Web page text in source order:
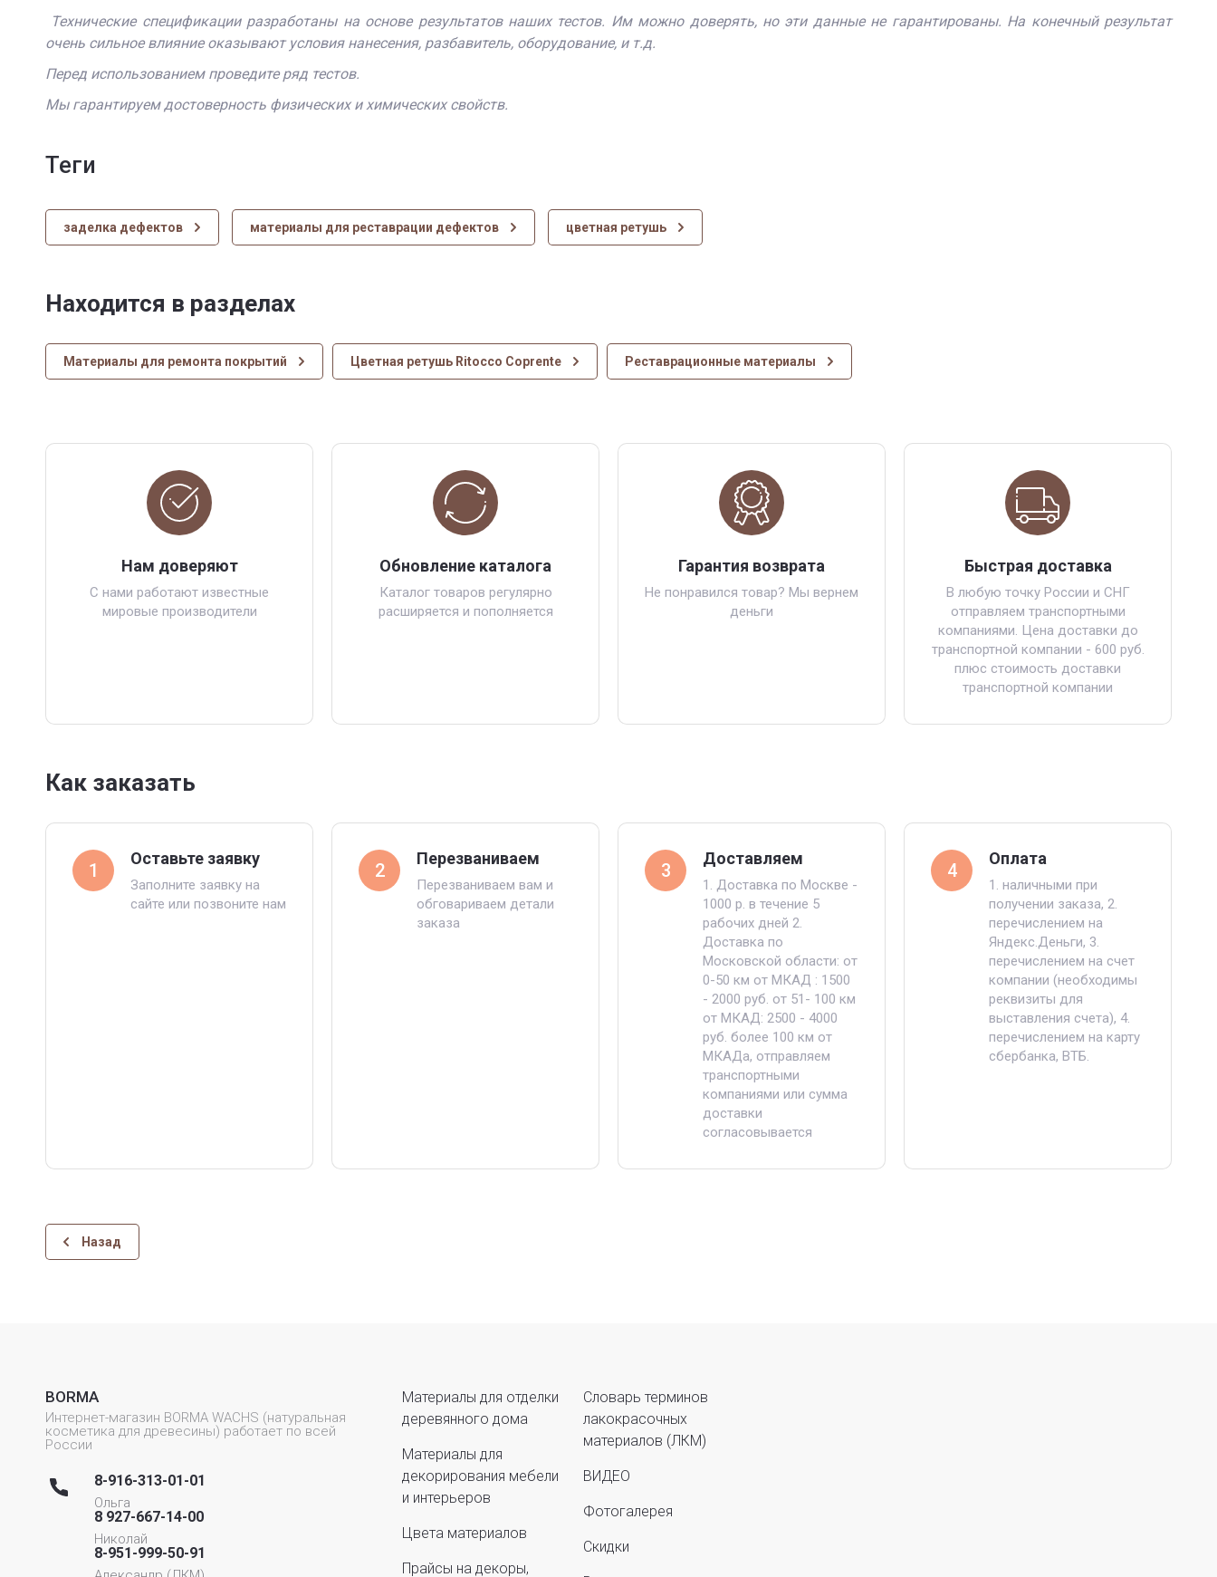
Технические спецификации разработаны на основе результатов наших тестов. Им можно доверять, но эти данные не гарантированы. На конечный результат
очень сильное влияние оказывают условия нанесения, разбавитель, оборудование, и т.д.
Перед использованием проведите ряд тестов.
Мы гарантируем достоверность физических и химических свойств.
теги
заделка дефектов материалы для реставрации дефектов цветная ретушь
Находится в разделах
Материалы для ремонта покрытий Цветная ретушь Ritocco Coprente Реставрационные материалы
Нам доверяют
С нами работают известные
мировые производители
Обновление каталога
Каталог товаров регулярно
расширяется и пополняется
Гарантия возврата
Не понравился товар? Мы вернем
деньги
Быстрая доставка
В любую точку России и СНГ
отправляем транспортными
компаниями. Цена доставки до
транспортной компании - 600 руб.
плюс стоимость доставки
транспортной компании
Как заказать
1
Оставьте заявку
Заполните заявку на
сайте или позвоните нам
2
Перезваниваем
Перезваниваем вам и
обговариваем детали
заказа
3
Доставляем
1. Доставка по Москве -
1000 р. в течение 5
рабочих дней 2.
Доставка по
Московской области: от
0-50 км от МКАД : 1500
- 2000 руб. от 51- 100 км
от МКАД: 2500 - 4000
руб. более 100 км от
МКАДа, отправляем
транспортными
компаниями или сумма
доставки
согласовывается
4
Оплата
1. наличными при
получении заказа, 2.
перечислением на
Яндекс.Деньги, 3.
перечислением на счет
компании (необходимы
реквизиты для
выставления счета), 4.
перечислением на карту
сбербанка, ВТБ.
Назад
BORMA
Интернет-магазин BORMA WACHS (натуральная
косметика для древесины) работает по всей
России
8-916-313-01-01
Ольга
8 927-667-14-00
Николай
8-951-999-50-91
Материалы для отделки
деревянного дома
Материалы для
декорирования мебели
и интерьеров
Цвета материалов
Прайсы на декоры,
Словарь терминов
лакокрасочных
материалов (ЛКМ)
ВИДЕО
Фотогалерея
Скидки